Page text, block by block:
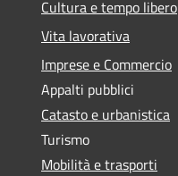
Cultura e tempo libero
Vita lavorativa
Imprese e Commercio
Appalti pubblici
Catasto e urbanistica
Turismo
Mobilità e trasporti